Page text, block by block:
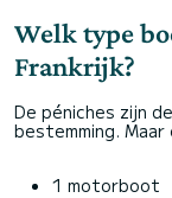
Welk type
Frankrijk?
De péniches zijn
bestemming.
1 motorboot